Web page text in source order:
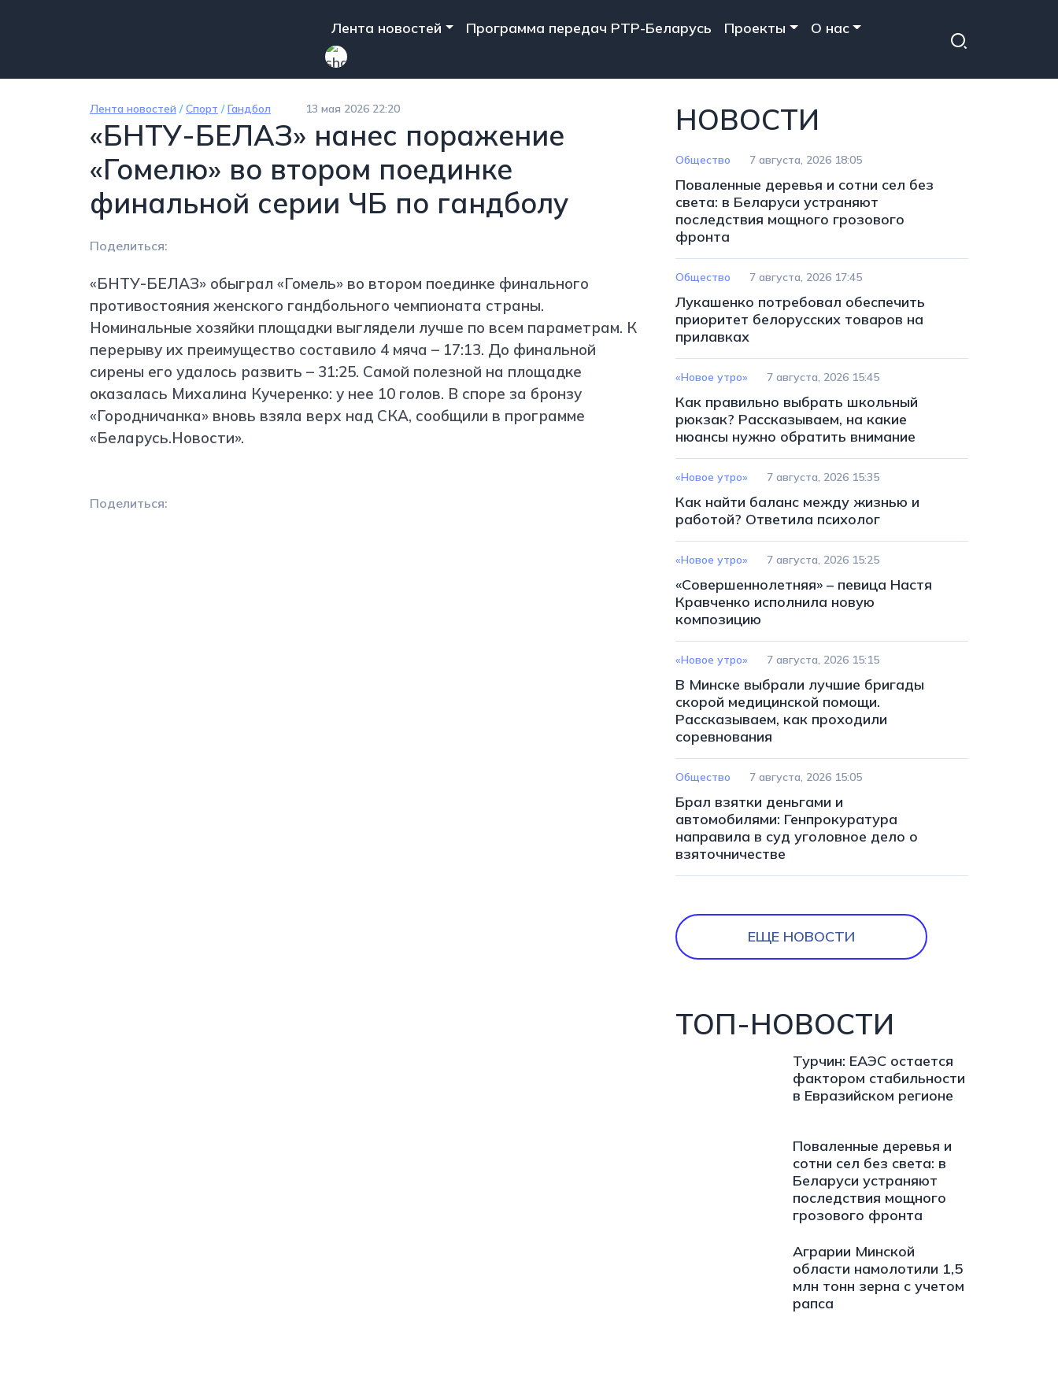
Main navigation
Лента новостей Программа передач РТР-Беларусь Проекты О нас
Лента новостей /Спорт /Гандбол 13 мая 2026 22:20
«БНТУ-БЕЛАЗ» нанес поражение
«Гомелю» во втором поединке
финальной серии ЧБ по гандболу
Поделиться:
«БНТУ-БЕЛАЗ» обыграл «Гомель» во втором поединке финального
противостояния женского гандбольного чемпионата страны.
Номинальные хозяйки площадки выглядели лучше по всем параметрам. К
перерыву их преимущество составило 4 мяча – 17:13. До финальной
сирены его удалось развить – 31:25. Самой полезной на площадке
оказалась Михалина Кучеренко: у нее 10 голов. В споре за бронзу
«Городничанка» вновь взяла верх над СКА, сообщили в программе
«Беларусь.Новости».
Поделиться:
НОВОСТИ
Общество 7 августа, 2026 18:05
Поваленные деревья и сотни сел без
света: в Беларуси устраняют
последствия мощного грозового
фронта
Общество 7 августа, 2026 17:45
Лукашенко потребовал обеспечить
приоритет белорусских товаров на
прилавках
«Новое утро» 7 августа, 2026 15:45
Как правильно выбрать школьный
рюкзак? Рассказываем, на какие
нюансы нужно обратить внимание
«Новое утро» 7 августа, 2026 15:35
Как найти баланс между жизнью и
работой? Ответила психолог
«Новое утро» 7 августа, 2026 15:25
«Совершеннолетняя» – певица Настя
Кравченко исполнила новую
композицию
«Новое утро» 7 августа, 2026 15:15
В Минске выбрали лучшие бригады
скорой медицинской помощи.
Рассказываем, как проходили
соревнования
Общество 7 августа, 2026 15:05
Брал взятки деньгами и
автомобилями: Генпрокуратура
направила в суд уголовное дело о
взяточничестве
ЕЩЕ НОВОСТИ
ТОП-НОВОСТИ
Турчин: ЕАЭС остается
фактором стабильности
в Евразийском регионе
Поваленные деревья и
сотни сел без света: в
Беларуси устраняют
последствия мощного
грозового фронта
Аграрии Минской
области намолотили 1,5
млн тонн зерна с учетом
рапса